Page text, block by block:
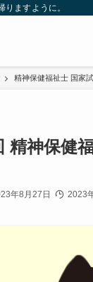
ますように。
精神保健福祉士 国家
精神保健
年8月27日 2023